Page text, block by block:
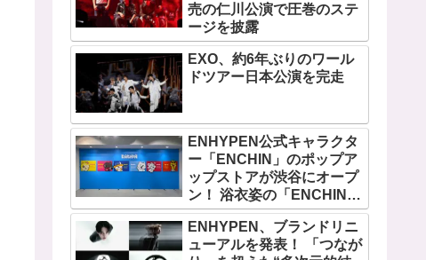
売の仁川公演で圧巻のステ
ージを披露
EXO、約6年ぶりのワール
ドツアー日本公演を完走
ENHYPEN公式キャラクタ
ー「ENCHIN」のポップア
ップストアが渋谷にオープ
ン！ 浴衣姿の「ENCHIN」
が登場
ENHYPEN、ブランドリニ
ューアルを発表！ 「つなが